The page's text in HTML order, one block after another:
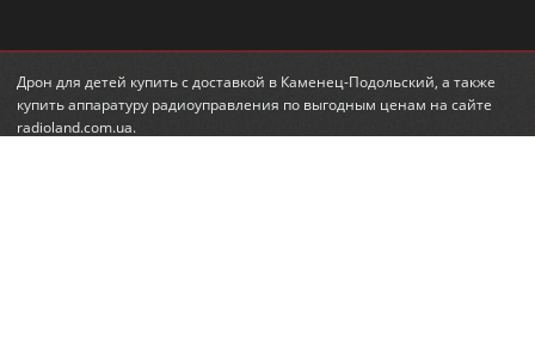
Дрон для детей купитьс доставкой в Каменец-Подольский, а также
купить аппаратуру радиоуправления по выгодным ценам на сайте
radioland.com.ua.